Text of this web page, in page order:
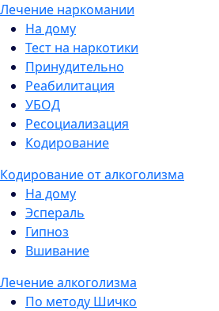
Лечение наркомании
На дому
Тест на наркотики
Принудительно
Реабилитация
УБОД
Ресоциализация
Кодирование
Кодирование от алкоголизма
На дому
Эспераль
Гипноз
Вшивание
Лечение алкоголизма
По методу Шичко